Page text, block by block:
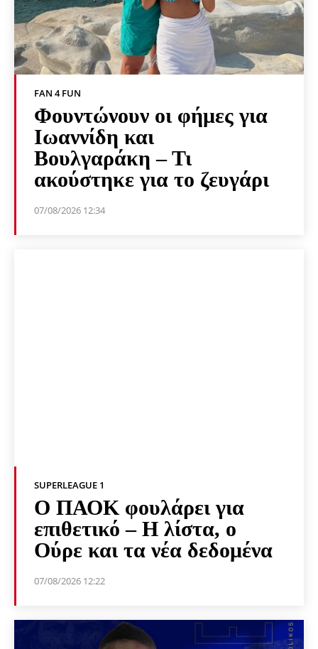
FAN 4 FUN
Φουντώνουν οι φήμες για
Ιωαννίδη και
Βουλγαράκη – Τι
ακούστηκε για το ζευγάρι
07/08/2026 12:34
SUPERLEAGUE 1
Ο ΠΑΟΚ φουλάρει για
επιθετικό – Η λίστα, ο
Ούρε και τα νέα δεδομένα
07/08/2026 12:22